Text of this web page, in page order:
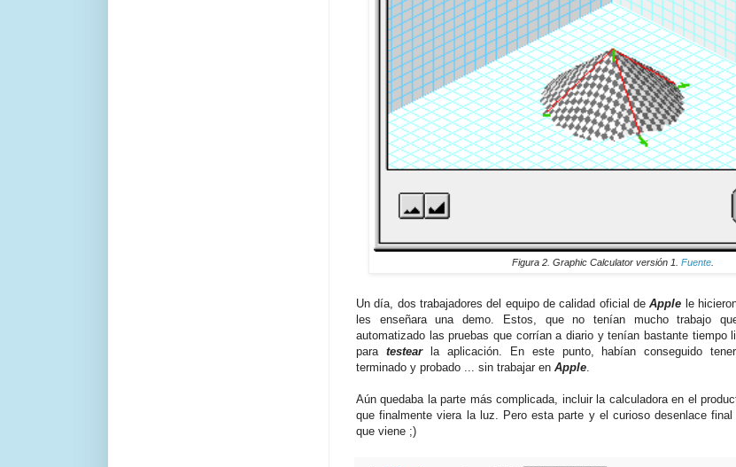
Figura 2. Graphic Calculator versión 1. Fuente
Un día, dos trabajadores del equipo de calidad oficial deApple le
les enseñara una demo. Estos, que no tenían mucho trabajo
automatizado las pruebas que corrían a diario y tenían bastante tiempo
para testearla aplicación. En este punto, habían conseguido
terminado y probado ... sin trabajar en Apple
Aún quedaba la parte más complicada, incluir la calculadora en el
que finalmente viera la luz. Pero esta parte y el curioso desenlace
que viene ;)